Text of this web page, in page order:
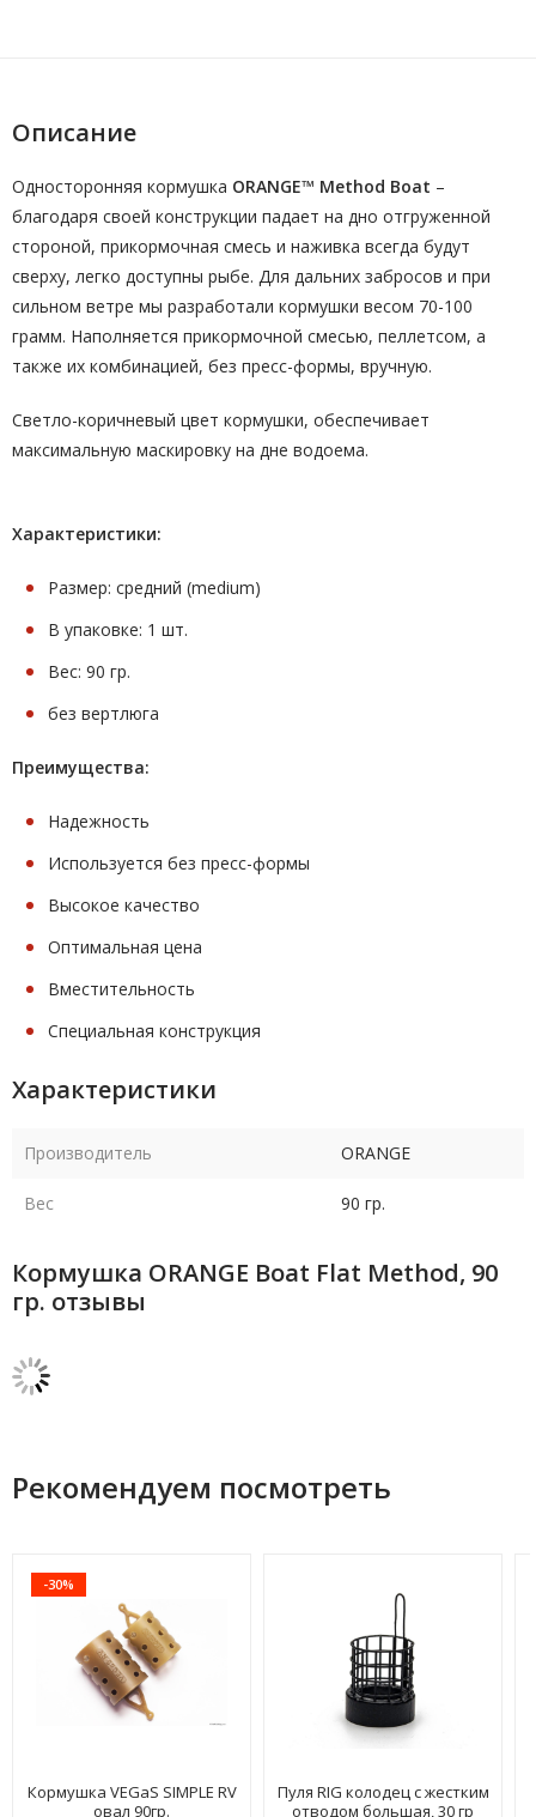
Описание
Односторонняя кормушка ORANGE™ Method Boat –
благодаря своей конструкции падает на дно отгруженной
стороной, прикормочная смесь и наживка всегда будут
сверху, легко доступны рыбе. Для дальних забросов и при
сильном ветре мы разработали кормушки весом 70-100
грамм. Наполняется прикормочной смесью, пеллетсом, а
также их комбинацией, без пресс-формы, вручную.
Светло-коричневый цвет кормушки, обеспечивает
максимальную маскировку на дне водоема.
Характеристики:
Размер: средний (medium)
В упаковке: 1 шт.
Вес: 90 гр.
без вертлюга
Преимущества:
Надежность
Используется без пресс-формы
Высокое качество
Оптимальная цена
Вместительность
Специальная конструкция
Характеристики
Производитель ORANGE
Вес 90 гр.
Кормушка ORANGE Boat Flat Method, 90
гр. отзывы
Рекомендуем посмотреть
-30%
Кормушка VEGaS SIMPLE RV
овал 90гр.
Пуля RIG колодец с жестким
отводом большая, 30 гр